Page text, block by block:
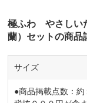
極ふわ やさしい
蘭）セットの商品
サイズ
●商品掲載点数：